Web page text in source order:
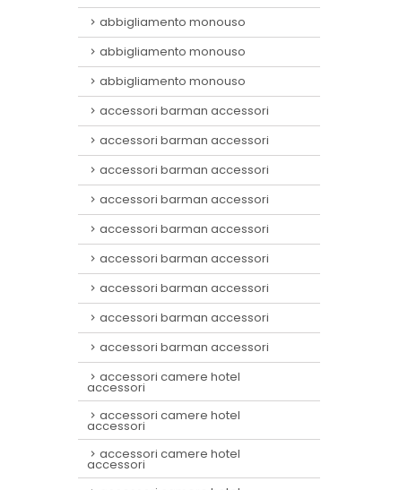
abbigliamento monouso
abbigliamento monouso
abbigliamento monouso
accessori barman accessori
accessori barman accessori
accessori barman accessori
accessori barman accessori
accessori barman accessori
accessori barman accessori
accessori barman accessori
accessori barman accessori
accessori barman accessori
accessori camere hotel
accessori
accessori camere hotel
accessori
accessori camere hotel
accessori